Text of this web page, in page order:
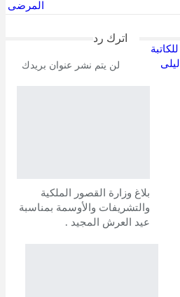
المرضى .
بلاغ وزارة القصور الملكية
والتشريفات والأوسمة بمناسبة
عيد العرش المجيد .
اترك رد
لن يتم نشر عنوان بريدك